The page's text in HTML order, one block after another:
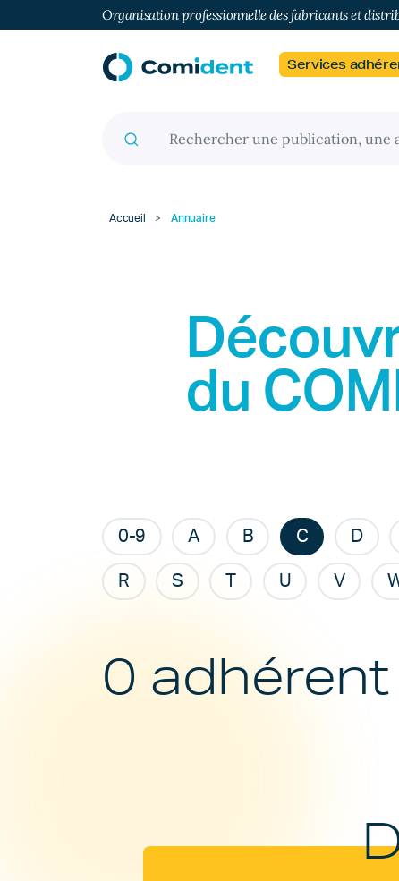
Organisation professionnelle des fabricants et
Services
Accueil > Annuaire
du
0-9 A B C D
R S U V
0 adhérent